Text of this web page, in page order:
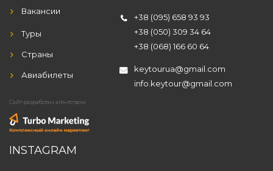
+38 (095) 658 93 93
+38 (050) 309 34 64
+38 (068) 166 60 64
keytourua@gmail.com
info.keytour@gmail.com
Вакансии
Туры
Страны
Авиабилеты
Сайт разработан агентством
INSTAGRAM